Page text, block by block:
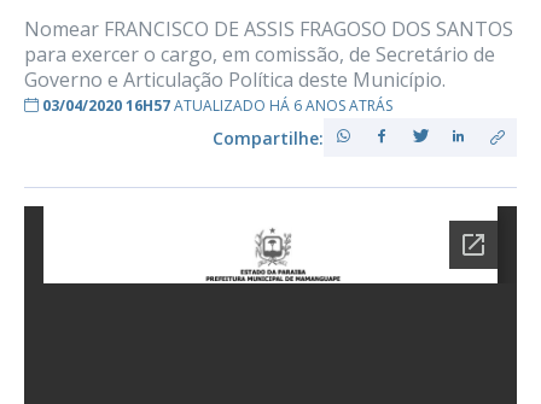
Nomear FRANCISCO DE ASSIS FRAGOSO DOS SANTOS
para exercer o cargo, em comissão, de Secretário de
Governo e Articulação Política deste Município.
03/04/2020 16H57ATUALIZADO HÁ 6 ANOS ATRÁS
Compartilhe: